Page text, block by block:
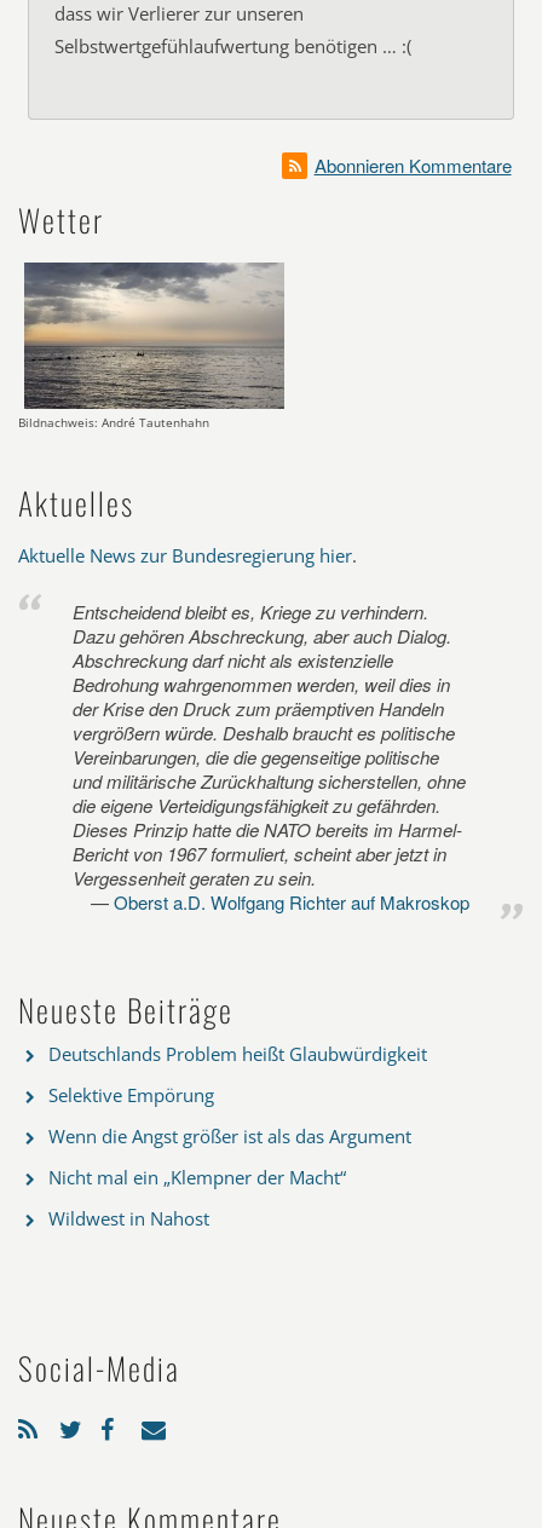
dass wir Verlierer zur unseren
Selbstwertgefühlaufwertung benötigen … :(
Abonnieren Kommentare
Wetter
Bildnachweis: André Tautenhahn
Aktuelles
Aktuelle News zur Bundesregierung hier.
Entscheidend bleibt es, Kriege zu verhindern.
Dazu gehören Abschreckung, aber auch Dialog.
Abschreckung darf nicht als existenzielle
Bedrohung wahrgenommen werden, weil dies in
der Krise den Druck zum präemptiven Handeln
vergrößern würde. Deshalb braucht es politische
Vereinbarungen, die die gegenseitige politische
und militärische Zurückhaltung sicherstellen, ohne
die eigene Verteidigungsfähigkeit zu gefährden.
Dieses Prinzip hatte die NATO bereits im Harmel-
Bericht von 1967 formuliert, scheint aber jetzt in
Vergessenheit geraten zu sein.
Oberst a.D. Wolfgang Richter auf Makroskop
Neueste Beiträge
Deutschlands Problem heißt Glaubwürdigkeit
Selektive Empörung
Wenn die Angst größer ist als das Argument
Nicht mal ein „Klempner der Macht“
Wildwest in Nahost
Social-Media
Neueste Kommentare